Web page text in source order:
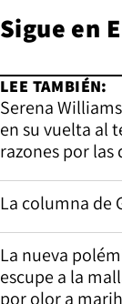
Sigue en
LEE TAMBIÉN:
Serena
en su vuelta al
razones por las
La columna de
La nueva
escupe a la
por olor a